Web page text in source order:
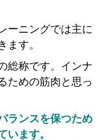
ーニングでは主に
ます。
総称です。インナ
ための筋肉と思っ
ランスを保つため
います。